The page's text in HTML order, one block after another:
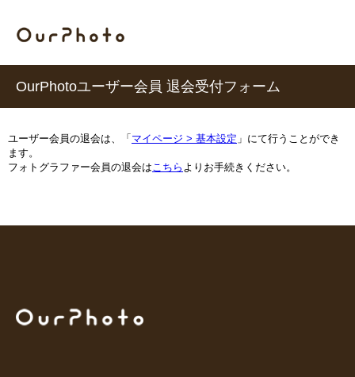
OurPhotoユーザー会員 退会受付フォーム
ユーザー会員の退会は、「 マイページ > 基本設定 」にて行うことができ
ます。
フォトグラファー会員の退会はこちら よりお手続きください。